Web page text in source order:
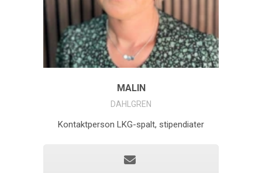
MALIN
DAHLGREN
Kontaktperson LKG-spalt, stipendiater